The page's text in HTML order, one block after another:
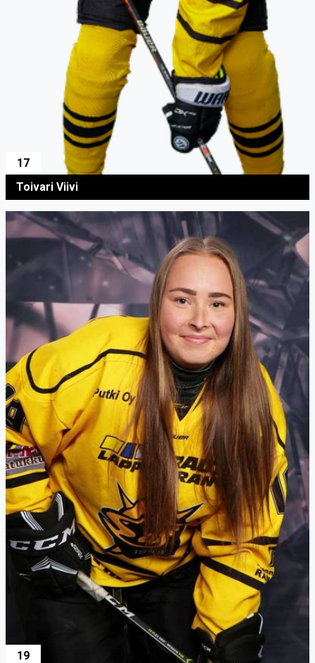
17
Toivari Viivi
19